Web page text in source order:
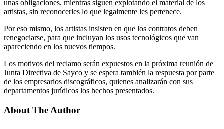
unas obligaciones, mientras siguen explotando el material de los
artistas, sin reconocerles lo que legalmente les pertenece.
Por eso mismo, los artistas insisten en que los contratos deben
renegociarse, para que incluyan los usos tecnológicos que van
apareciendo en los nuevos tiempos.
Los motivos del reclamo serán expuestos en la próxima reunión de
Junta Directiva de Sayco y se espera también la respuesta por parte
de los empresarios discográficos, quienes analizarán con sus
departamentos jurídicos los hechos presentados.
About The Author